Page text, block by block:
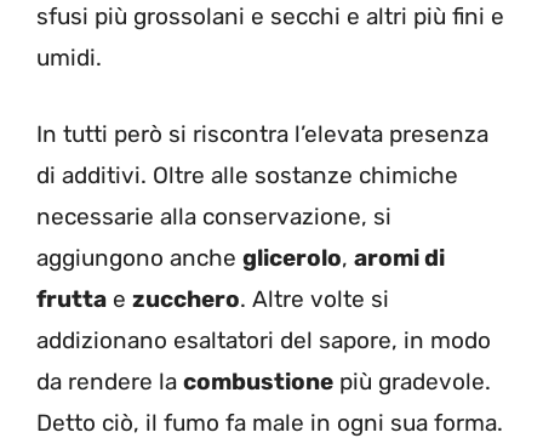
sfusi più grossolani e secchi e altri più fini e
umidi.
In tutti però si riscontra l’elevata presenza
di additivi. Oltre alle sostanze chimiche
necessarie alla conservazione, si
aggiungono anche glicerolo, aromi di
frutta e zucchero. Altre volte si
addizionano esaltatori del sapore, in modo
da rendere la combustione più gradevole.
Detto ciò, il fumo fa male in ogni sua forma.